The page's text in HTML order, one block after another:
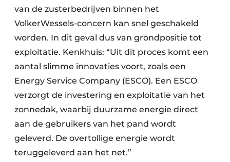
van de zusterbedrijven binnen het
VolkerWessels-concern kan snel geschakeld
worden. In dit geval dus van grondpositie tot
exploitatie. Kenkhuis: “Uit dit proces komt een
aantal slimme innovaties voort, zoals een
Energy Service Company (ESCO). Een ESCO
verzorgt de investering en exploitatie van het
zonnedak, waarbij duurzame energie direct
aan de gebruikers van het pand wordt
geleverd. De overtollige energie wordt
teruggeleverd aan het net.”